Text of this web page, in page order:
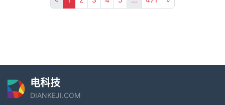
电科技
DIANKEJI.COM